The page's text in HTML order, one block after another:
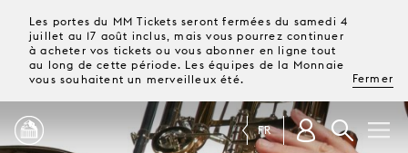
Les portes du MM Tickets seront fermées du samedi 4
juillet au 17 août inclus, mais vous pourrez continuer
à acheter vos tickets ou vous abonner en ligne tout
au long de cette période. Les équipes de la Monnaie
vous souhaitent un merveilleux été.
Fermer
FR